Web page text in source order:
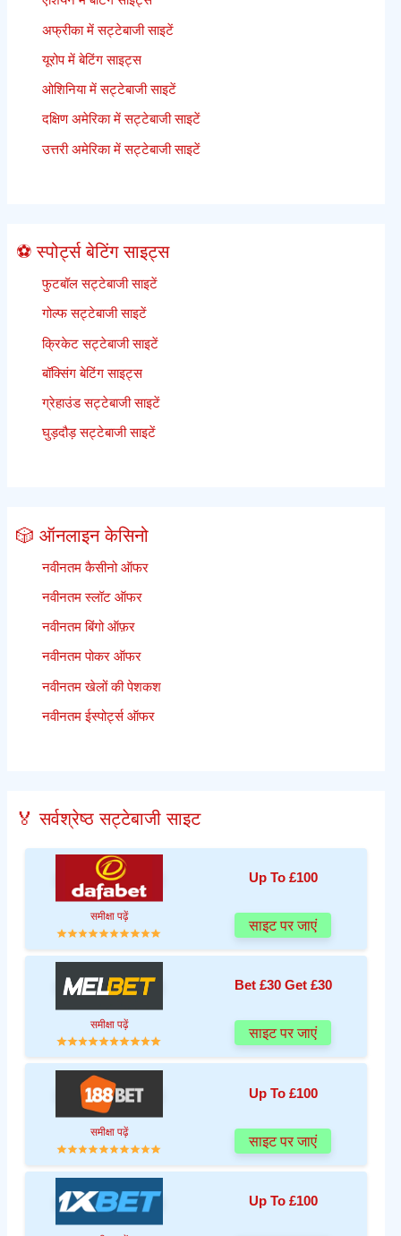
अफ्रीका में सट्टेबाजी साइटें
यूरोप में बेटिंग साइट्स
ओशिनिया में सट्टेबाजी साइटें
दक्षिण अमेरिका में सट्टेबाजी साइटें
उत्तरी अमेरिका में सट्टेबाजी साइटें
⚽ स्पोर्ट्स बेटिंग साइट्स
फुटबॉल सट्टेबाजी साइटें
गोल्फ सट्टेबाजी साइटें
क्रिकेट सट्टेबाजी साइटें
बॉक्सिंग बेटिंग साइट्स
ग्रेहाउंड सट्टेबाजी साइटें
घुड़दौड़ सट्टेबाजी साइटें
🎲 ऑनलाइन केसिनो
नवीनतम कैसीनो ऑफर
नवीनतम स्लॉट ऑफर
नवीनतम बिंगो ऑफ़र
नवीनतम पोकर ऑफर
नवीनतम खेलों की पेशकश
नवीनतम ईस्पोर्ट्स ऑफर
🏅 सर्वश्रेष्ठ सट्टेबाजी साइट
Up To £100
समीक्षा पढ़ें
साइट पर जाएं
Bet £30 Get £30
समीक्षा पढ़ें
साइट पर जाएं
Up To £100
समीक्षा पढ़ें
साइट पर जाएं
Up To £100